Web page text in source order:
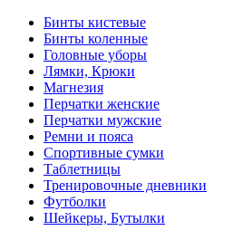
Бинты кистевые
Бинты коленные
Головные уборы
Лямки, Крюки
Магнезия
Перчатки женские
Перчатки мужские
Ремни и пояса
Спортивные сумки
Таблетницы
Тренировочные дневники
Футболки
Шейкеры, Бутылки